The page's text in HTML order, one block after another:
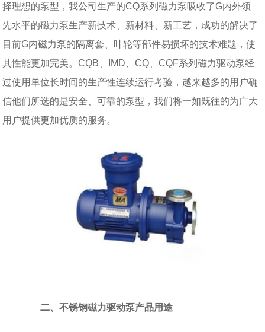
择理想的泵型，我公司生产的CQ系列磁力泵吸收了G内外领
先水平的磁力泵生产新技术、新材料、新工艺，成功的解决了
目前G内磁力泵的隔离套、叶轮等部件易损坏的技术难题，使
其性能更加完美。CQB、IMD、CQ、CQF系列磁力驱动泵经
过使用单位长时间的生产性连续运行考验，越来越多的用户确
信他们所选的是安全、可靠的泵型，我们将一如既往的为广大
用户提供更加优质的服务。
二、不锈钢磁力驱动泵产品用途